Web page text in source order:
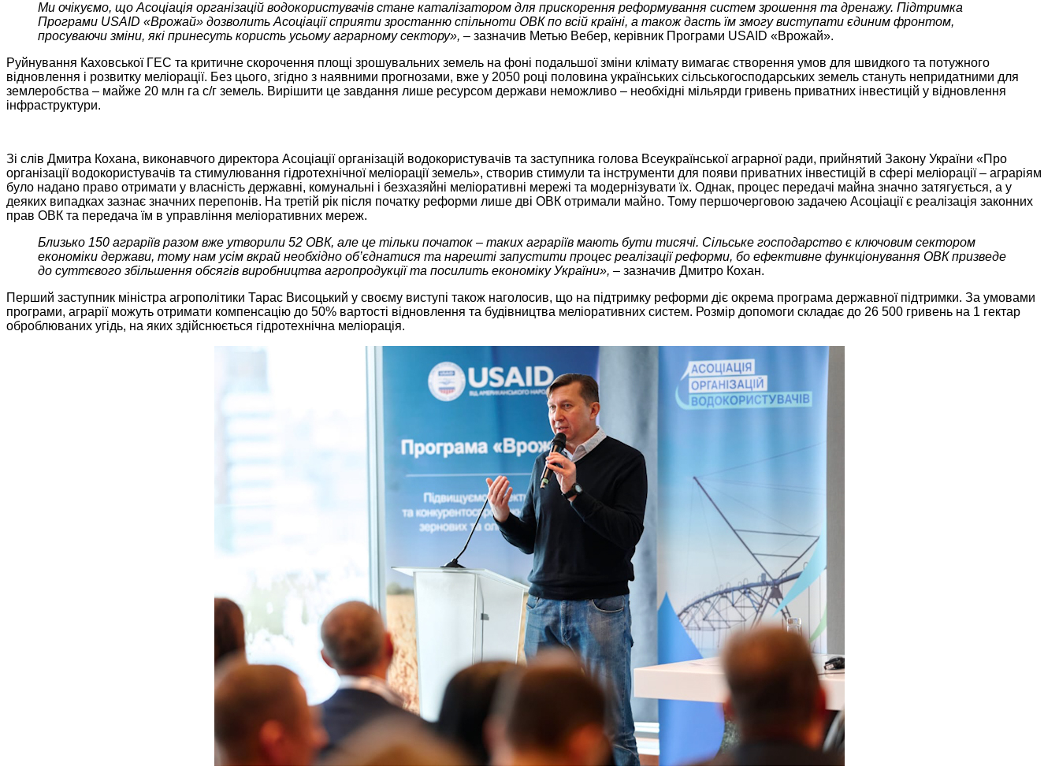
Ми очікуємо, що Асоціація організацій водокористувачів стане каталізатором для прискорення реформування систем зрошення та дренажу. Підтримка
Програми USAID «Врожай» дозволить Асоціації сприяти зростанню спільноти ОВК по всій країні, а також дасть їм змогу виступати єдиним фронтом,
просуваючи зміни, які принесуть користь усьому аграрному сектору», – зазначив Метью Вебер, керівник Програми USAID «Врожай».
Руйнування Каховської ГЕС та критичне скорочення площі зрошувальних земель на фоні подальшої зміни клімату вимагає створення умов для швидкого та потужного
відновлення і розвитку меліорації. Без цього, згідно з наявними прогнозами, вже у 2050 році половина українських сільськогосподарських земель стануть непридатними для
землеробства – майже 20 млн га с/г земель. Вирішити це завдання лише ресурсом держави неможливо – необхідні мільярди гривень приватних інвестицій у відновлення
інфраструктури.
Зі слів Дмитра Кохана, виконавчого директора Асоціації організацій водокористувачів та заступника голова Всеукраїнської аграрної ради, прийнятий Закону України «Про
організації водокористувачів та стимулювання гідротехнічної меліорації земель», створив стимули та інструменти для появи приватних інвестицій в сфері меліорації – аграріям
було надано право отримати у власність державні, комунальні і безхазяйні меліоративні мережі та модернізувати їх. Однак, процес передачі майна значно затягується, а у
деяких випадках зазнає значних перепонів. На третій рік після початку реформи лише дві ОВК отримали майно. Тому першочерговою задачею Асоціації є реалізація законних
прав ОВК та передача їм в управління меліоративних мереж.
Близько 150 аграріїв разом вже утворили 52 ОВК, але це тільки початок – таких аграріїв мають бути тисячі. Сільське господарство є ключовим сектором
економіки держави, тому нам усім вкрай необхідно об’єднатися та нарешті запустити процес реалізації реформи, бо ефективне функціонування ОВК призведе
до суттєвого збільшення обсягів виробництва агропродукції та посилить економіку України», – зазначив Дмитро Кохан.
Перший заступник міністра агрополітики Тарас Висоцький у своєму виступі також наголосив, що на підтримку реформи діє окрема програма державної підтримки. За умовами
програми, аграрії можуть отримати компенсацію до 50% вартості відновлення та будівництва меліоративних систем. Розмір допомоги складає до 26 500 гривень на 1 гектар
оброблюваних угідь, на яких здійснюється гідротехнічна меліорація.